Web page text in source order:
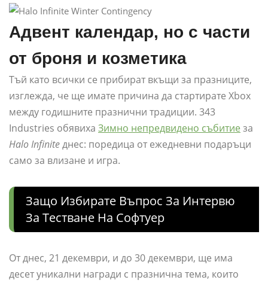
Адвент календар, но с части
от броня и козметика
Тъй като всички се прибират вкъщи за празниците,
изглежда, че ще имате причина да стартирате Xbox
между годишните празнични традиции. 343
Industries обявиха Зимно непредвидено събитие за
Halo Infiniteднес: поредица от ежедневни подаръци
само за влизане и игра.
Защо Избирате Въпрос За Интервю
За Тестване На Софтуер
От днес, 21 декември, и до 30 декември, ще има
десет уникални награди с празнична тема, които